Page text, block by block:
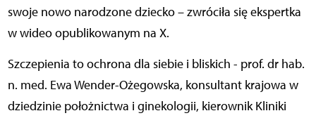
swoje nowo narodzone dziecko – zwróciła się ekspertka
w wideo opublikowanym na X.
Szczepienia to ochrona dla siebie i bliskich - prof. dr hab.
n. med. Ewa Wender-Ożegowska, konsultant krajowa w
dziedzinie położnictwa i ginekologii, kierownik Kliniki